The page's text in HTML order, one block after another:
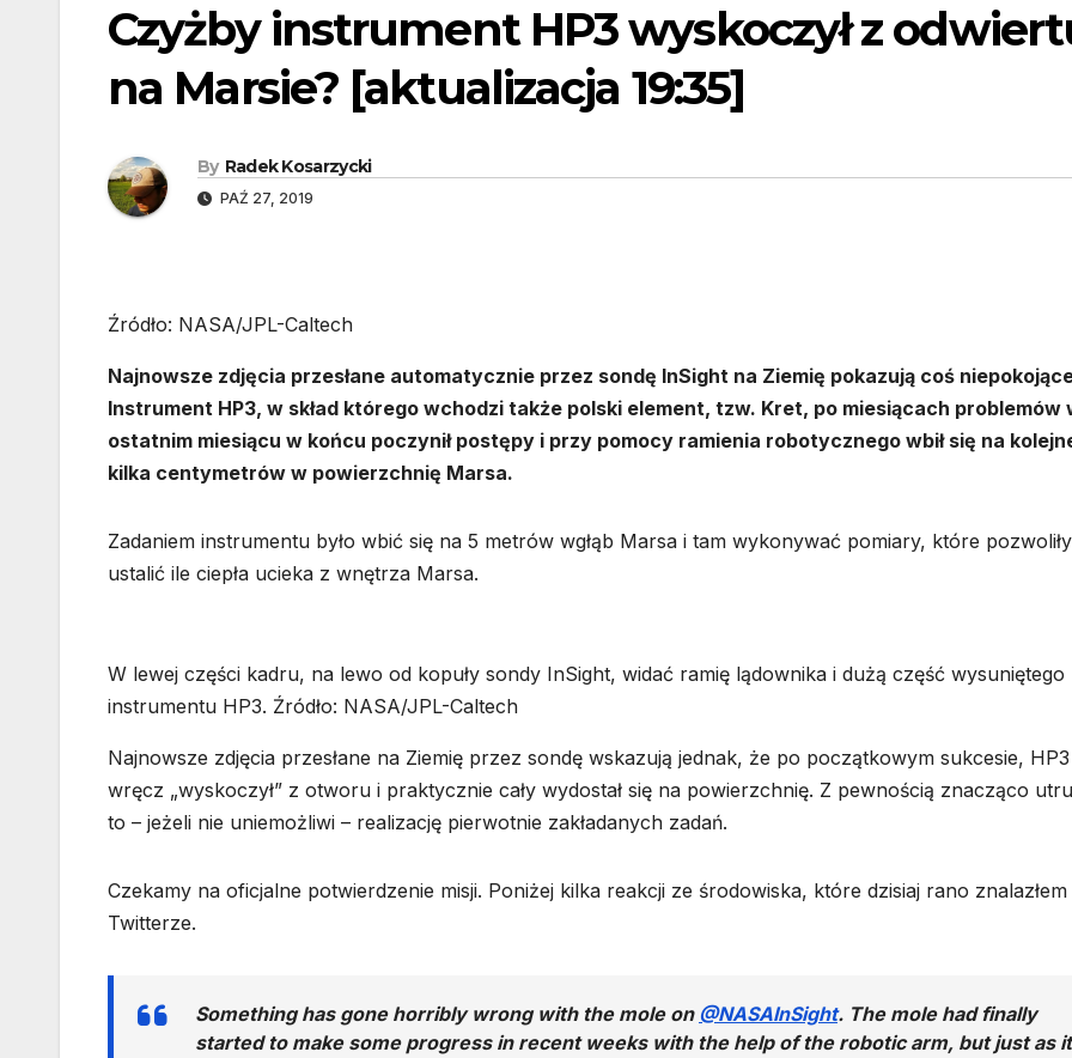
Czyżby instrument HP3 wyskoczył z
na Marsie? [aktualizacja 19:35]
By Radek Kosarzycki
PAŹ 27, 2019
Źródło: NASA/JPL-Caltech
Najnowsze zdjęcia przesłane automatycznie przez sondę InSight na Ziemię pokazują coś
Instrument HP3, w skład którego wchodzi także polski element, tzw. Kret, po miesiącach problemów
ostatnim miesiącu w końcu poczynił postępy i przy pomocy ramienia robotycznego wbił się na
kilka centymetrów w powierzchnię Marsa.
Zadaniem instrumentu było wbić się na 5 metrów wgłąb Marsa i tam wykonywać pomiary, które
ustalić ile ciepła ucieka z wnętrza Marsa.
W lewej części kadru, na lewo od kopuły sondy InSight, widać ramię lądownika i dużą część wysuniętego
instrumentu HP3. Źródło: NASA/JPL-Caltech
Najnowsze zdjęcia przesłane na Ziemię przez sondę wskazują jednak, że po początkowym sukcesie, HP3
wręcz „wyskoczył” z otworu i praktycznie cały wydostał się na powierzchnię. Z pewnością znacząco
to – jeżeli nie uniemożliwi – realizację pierwotnie zakładanych zadań.
Czekamy na oficjalne potwierdzenie misji. Poniżej kilka reakcji ze środowiska, które dzisiaj rano
Twitterze.
Something has gone horribly wrong with the mole on @NASAInSight. The mole had finally
started to make some progress in recent weeks with the help of the robotic arm, but just as it